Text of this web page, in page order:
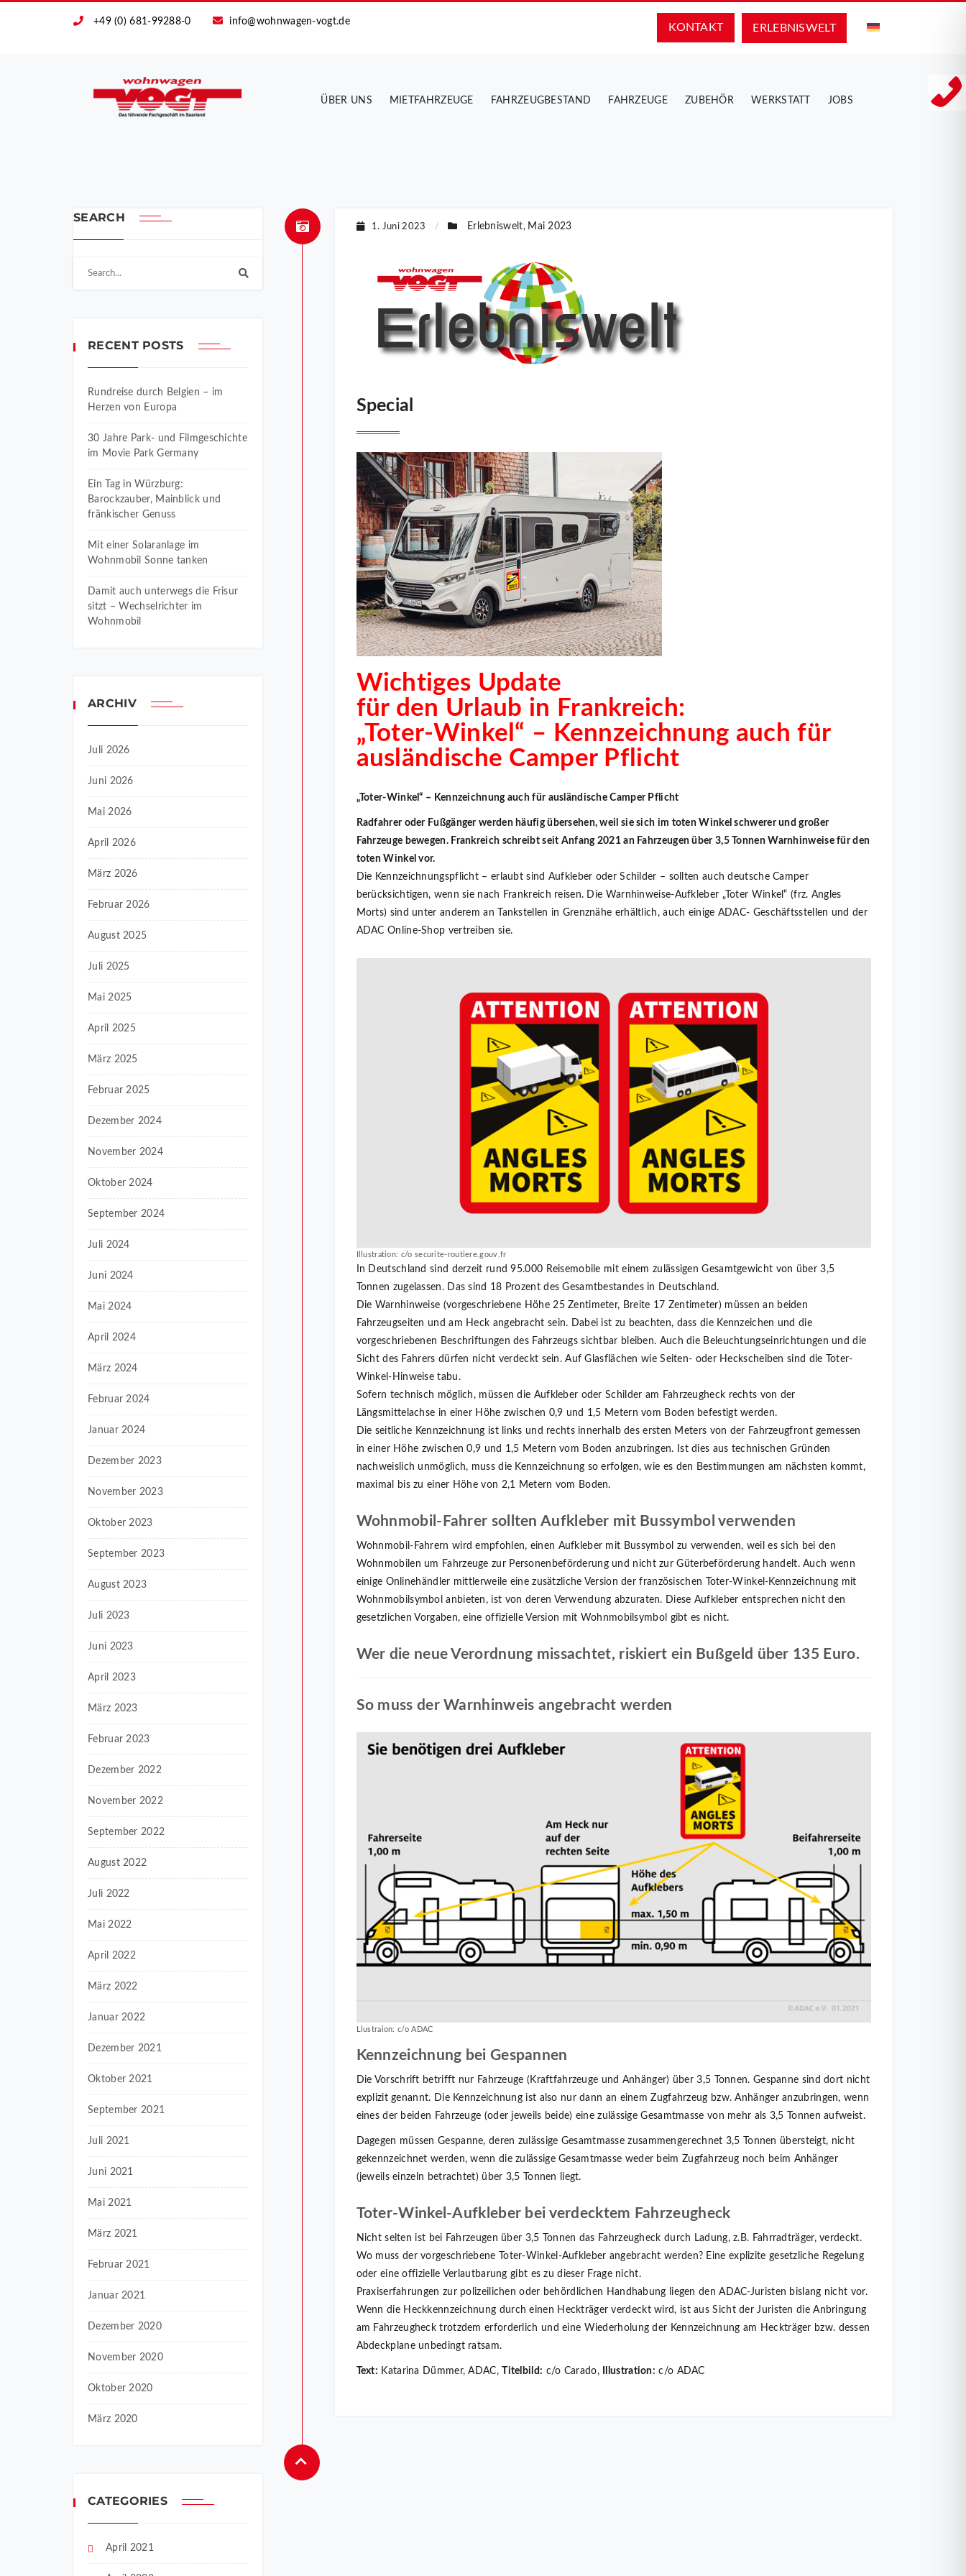
+49 (0) 681-99288-0 info@wohnwagen-vogt.de
ERLEBNIS­WELT
KONTAKT
ÜBER UNS MIETFAHRZEUGE FAHRZEUGBESTAND FAHRZEUGE ZUBEHÖR WERKSTATT JOBS
SEARCH
RECENT POSTS
Rundreise durch Belgien – im
Herzen von Europa
30 Jahre Park- und Filmgeschichte
im Movie Park Germany
Ein Tag in Würzburg:
Barockzauber, Mainblick und
fränkischer Genuss
Mit einer Solaranlage im
Wohnmobil Sonne tanken
Damit auch unterwegs die Frisur
sitzt – Wechselrichter im
Wohnmobil
ARCHIV
Juli 2026
Juni 2026
Mai 2026
April 2026
März 2026
Februar 2026
August 2025
Juli 2025
Mai 2025
April 2025
März 2025
Februar 2025
Dezember 2024
November 2024
Oktober 2024
September 2024
Juli 2024
Juni 2024
Mai 2024
April 2024
März 2024
Februar 2024
Januar 2024
Dezember 2023
November 2023
Oktober 2023
September 2023
August 2023
Juli 2023
Juni 2023
April 2023
März 2023
Februar 2023
Dezember 2022
November 2022
September 2022
August 2022
Juli 2022
Mai 2022
April 2022
März 2022
Januar 2022
Dezember 2021
Oktober 2021
September 2021
Juli 2021
Juni 2021
Mai 2021
März 2021
Februar 2021
Januar 2021
Dezember 2020
November 2020
Oktober 2020
März 2020
CATEGORIES
April 2021
1. Juni 2023 / Erlebniswelt, Mai 2023
Special
Wichtiges Update
für den Urlaub in Frankreich:
„Toter-Winkel“ – Kennzeichnung auch für
ausländische Camper Pflicht
„Toter-Winkel“ – Kennzeichnung auch für ausländische Camper Pflicht
Radfahrer oder Fußgänger werden häufig übersehen, weil sie sich im toten Winkel schwerer und großer
Fahrzeuge bewegen. Frankreich schreibt seit Anfang 2021 an Fahrzeugen über 3,5 Tonnen Warnhinweise für den
toten Winkel vor.
Die Kennzeichnungspflicht – erlaubt sind Aufkleber oder Schilder – sollten auch deutsche Camper
berücksichtigen, wenn sie nach Frankreich reisen. Die Warnhinweise-Aufkleber „Toter Winkel“ (frz. Angles
Morts) sind unter anderem an Tankstellen in Grenznähe erhältlich, auch einige ADAC- Geschäftsstellen und der
ADAC Online-Shop vertreiben sie.
Illustration: c/o securite-routiere.gouv.fr
In Deutschland sind derzeit rund 95.000 Reisemobile mit einem zulässigen Gesamtgewicht von über 3,5
Tonnen zugelassen. Das sind 18 Prozent des Gesamtbestandes in Deutschland.
Die Warnhinweise (vorgeschriebene Höhe 25 Zentimeter, Breite 17 Zentimeter) müssen an beiden
Fahrzeugseiten und am Heck angebracht sein. Dabei ist zu beachten, dass die Kennzeichen und die
vorgeschriebenen Beschriftungen des Fahrzeugs sichtbar bleiben. Auch die Beleuchtungseinrichtungen und die
Sicht des Fahrers dürfen nicht verdeckt sein. Auf Glasflächen wie Seiten- oder Heckscheiben sind die Toter-
Winkel-Hinweise tabu.
Sofern technisch möglich, müssen die Aufkleber oder Schilder am Fahrzeugheck rechts von der
Längsmittelachse in einer Höhe zwischen 0,9 und 1,5 Metern vom Boden befestigt werden.
Die seitliche Kennzeichnung ist links und rechts innerhalb des ersten Meters von der Fahrzeugfront gemessen
in einer Höhe zwischen 0,9 und 1,5 Metern vom Boden anzubringen. Ist dies aus technischen Gründen
nachweislich unmöglich, muss die Kennzeichnung so erfolgen, wie es den Bestimmungen am nächsten kommt,
maximal bis zu einer Höhe von 2,1 Metern vom Boden.
Wohnmobil-Fahrer sollten Aufkleber mit Bussymbol verwenden
Wohnmobil-Fahrern wird empfohlen, einen Aufkleber mit Bussymbol zu verwenden, weil es sich bei den
Wohnmobilen um Fahrzeuge zur Personenbeförderung und nicht zur Güterbeförderung handelt. Auch wenn
einige Onlinehändler mittlerweile eine zusätzliche Version der französischen Toter-Winkel-Kennzeichnung mit
Wohnmobilsymbol anbieten, ist von deren Verwendung abzuraten. Diese Aufkleber entsprechen nicht den
gesetzlichen Vorgaben, eine offizielle Version mit Wohnmobilsymbol gibt es nicht.
Wer die neue Verordnung missachtet, riskiert ein Bußgeld über 135 Euro.
So muss der Warnhinweis angebracht werden
Llustraion: c/o ADAC
Kennzeichnung bei Gespannen
Die Vorschrift betrifft nur Fahrzeuge (Kraftfahrzeuge und Anhänger) über 3,5 Tonnen. Gespanne sind dort nicht
explizit genannt. Die Kennzeichnung ist also nur dann an einem Zugfahrzeug bzw. Anhänger anzubringen, wenn
eines der beiden Fahrzeuge (oder jeweils beide) eine zulässige Gesamtmasse von mehr als 3,5 Tonnen aufweist.
Dagegen müssen Gespanne, deren zulässige Gesamtmasse zusammengerechnet 3,5 Tonnen übersteigt, nicht
gekennzeichnet werden, wenn die zulässige Gesamtmasse weder beim Zugfahrzeug noch beim Anhänger
(jeweils einzeln betrachtet) über 3,5 Tonnen liegt.
Toter-Winkel-Aufkleber bei verdecktem Fahrzeugheck
Nicht selten ist bei Fahrzeugen über 3,5 Tonnen das Fahrzeugheck durch Ladung, z.B. Fahrradträger, verdeckt.
Wo muss der vorgeschriebene Toter-Winkel-Aufkleber angebracht werden? Eine explizite gesetzliche Regelung
oder eine offizielle Verlautbarung gibt es zu dieser Frage nicht.
Praxiserfahrungen zur polizeilichen oder behördlichen Handhabung liegen den ADAC-Juristen bislang nicht vor.
Wenn die Heckkennzeichnung durch einen Heckträger verdeckt wird, ist aus Sicht der Juristen die Anbringung
am Fahrzeugheck trotzdem erforderlich und eine Wiederholung der Kennzeichnung am Heckträger bzw. dessen
Abdeckplane unbedingt ratsam.
Text: Katarina Dümmer, ADAC,Titelbild: c/o Carado, Illustration: c/o ADAC